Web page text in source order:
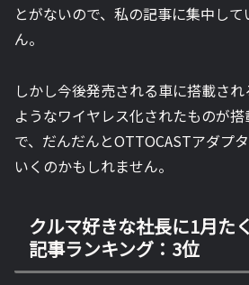
とがないので、私の記事に集中し
ん。
しかし今後発売される車に搭載さ
ようなワイヤレス化されたものが
で、だんだんとOTTOCASTアダプ
いくのかもしれません。
クルマ好きな社長に1月た
記事ランキング：3位